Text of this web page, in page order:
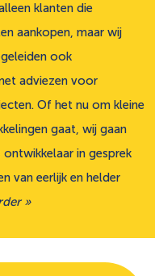
klanten die
aankopen, maar wij
ook
adviezen voor
Of het nu om kleine
gaat, wij gaan
in gesprek
van eerlijk en helder
»